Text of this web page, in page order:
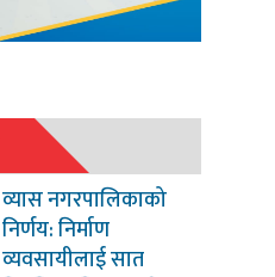
व्यास नगरपालिकाको
निर्णय: निर्माण
व्यवसायीलाई सात